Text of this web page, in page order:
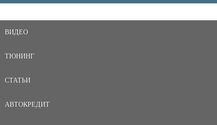
ВИДЕО
ТЮНИНГ
СТАТЬИ
АВТОКРЕДИТ